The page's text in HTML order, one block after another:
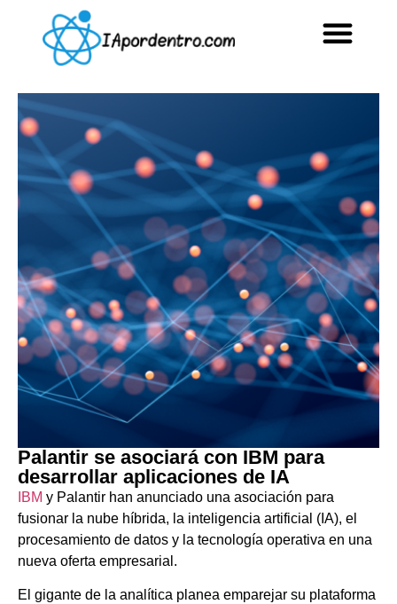
Palantir se asociará con IBM para
desarrollar aplicaciones de IA
IBM y Palantir han anunciado una asociación para
fusionar la nube híbrida, la inteligencia artificial (IA), el
procesamiento de datos y la tecnología operativa en una
nueva oferta empresarial.
El gigante de la analítica planea emparejar su plataforma